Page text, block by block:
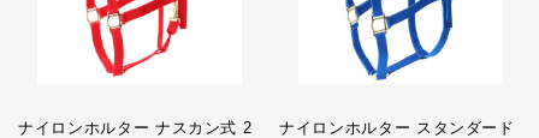
ナイロンホルター ナスカン式 2
ナイロンホルター スタンダード